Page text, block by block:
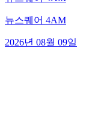
뉴스퀘어 4AM
2026년 08월 09일